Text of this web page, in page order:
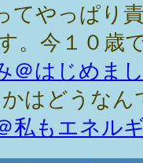
てやっぱり
。今１０歳
＠はじめま
はどうな
私もエネル